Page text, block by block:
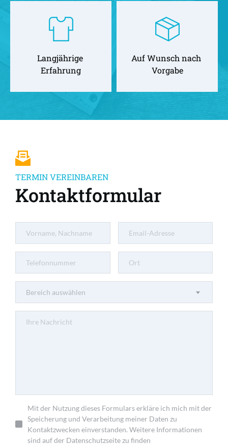
Langjährige
Erfahrung
Auf Wunsch nach
Vorgabe
TERMIN VEREINBAREN
Kontaktformular
Bereich auswählen
Mit der Nutzung dieses Formulars erkläre ich mich mit der
Speicherung und Verarbeitung meiner Daten zu
Kontaktzwecken einverstanden. Weitere Informationen
sind auf der Datenschutzseite zu finden